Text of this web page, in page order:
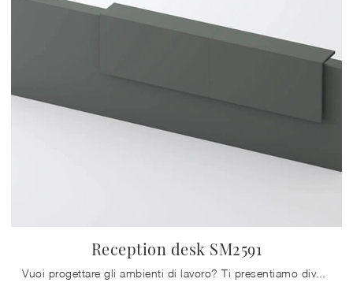
Reception desk SM2591
Vuoi progettare gli ambienti di lavoro? Ti presentiamo diverse proposte di banconi reception in melaminico, come il modello Reception desk SM2591 di ...